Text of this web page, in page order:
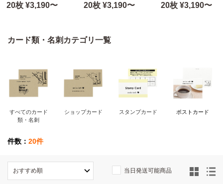
20枚 ¥3,190〜 20枚 ¥3,190〜 20枚 ¥3,190〜
カード類・名刺カテゴリ一覧
すべてのカード
類・名刺
ショップカード スタンプカード ポストカード
件数： 20件
当日発送可能商品